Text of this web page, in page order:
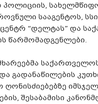
სააგენტოს,
ცენტრ “დელტას” და
წარმომადგენლები.
გადანაწილების
შესაბამისი